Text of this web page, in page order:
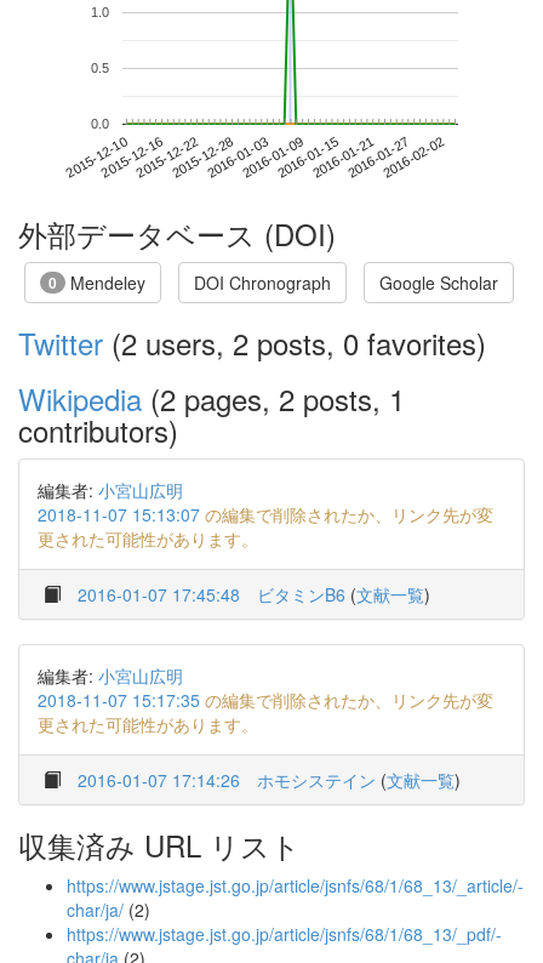
2015-12-102015-12-162015-12-222015-12-282016-01-032016-01-092016-01-152016-01-212016-01-272016-02-02
0.0
0.5
1.0
外部データベース (DOI)
0 Mendeley DOI Chronograph Google Scholar
Twitter (2 users, 2 posts, 0 favorites)
Wikipedia (2 pages, 2 posts, 1
contributors)
編集者: 小宮山広明
2018-11-07 15:13:07 の編集で削除されたか、リンク先が変
更された可能性があります。
2016-01-07 17:45:48 ビタミンB6 (文献一覧)
編集者: 小宮山広明
2018-11-07 15:17:35 の編集で削除されたか、リンク先が変
更された可能性があります。
2016-01-07 17:14:26 ホモシステイン (文献一覧)
収集済み URL リスト
https://www.jstage.jst.go.jp/article/jsnfs/68/1/68_13/_article/-
char/ja/ (2)
https://www.jstage.jst.go.jp/article/jsnfs/68/1/68_13/_pdf/-
char/ja (2)